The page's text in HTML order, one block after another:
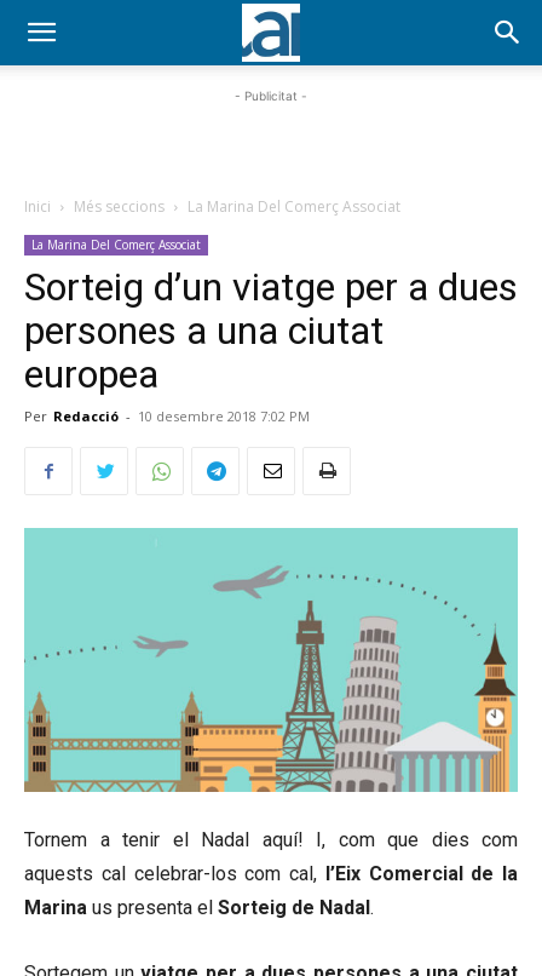
- Publicitat -
Inici Més seccions La Marina Del Comerç Associat
La Marina Del Comerç Associat
Sorteig d’un viatge per a dues
persones a una ciutat
europea
Per Redacció - 10 desembre 2018 7:02 PM
Tornem a tenir el Nadal aquí! I, com que dies com
aquests cal celebrar-los com cal, l’Eix Comercial de la
Marina us presenta el Sorteig de Nadal.